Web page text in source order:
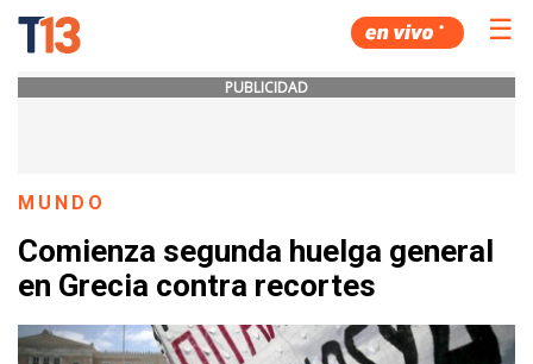
☰
PUBLICIDAD
MUNDO
Comienza segunda huelga general
en Grecia contra recortes